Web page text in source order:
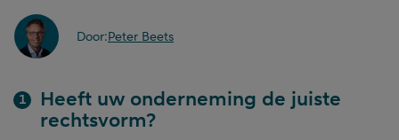
Door:Peter Beets
Heeft uw onderneming de juiste
rechtsvorm?